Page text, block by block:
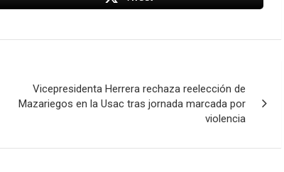
Vicepresidenta Herrera rechaza reelección de
Mazariegos en la Usac tras jornada marcada por
violencia